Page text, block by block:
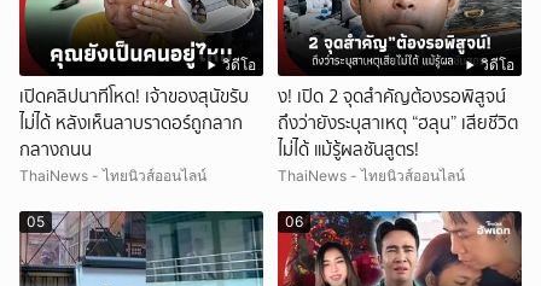
วิดีโอ
เปิดคลิปนาทีโหด! เจ้าของสุนัขรับ
ไม่ได้ หลังเห็นลาบราดอร์ถูกลาก
กลางถนน
ThaiNews - ไทยนิวส์ออนไลน์
วิดีโอ
ึ้ง! เปิด 2 จุดสำคัญต้องรอพิสูจน์
ถึงว่ายังระบุสาเหตุ “ฮลุน” เสียชีวิต
ไม่ได้ แม้รู้ผลชันสูตร!
ThaiNews - ไทยนิวส์ออนไลน์
05 06